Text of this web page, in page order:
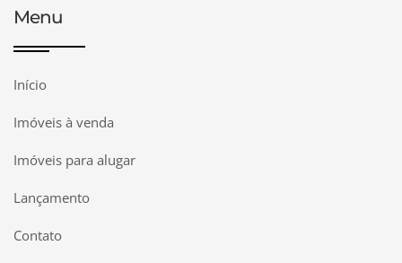
Menu
Início
Imóveis à venda
Imóveis para alugar
Lançamento
Contato